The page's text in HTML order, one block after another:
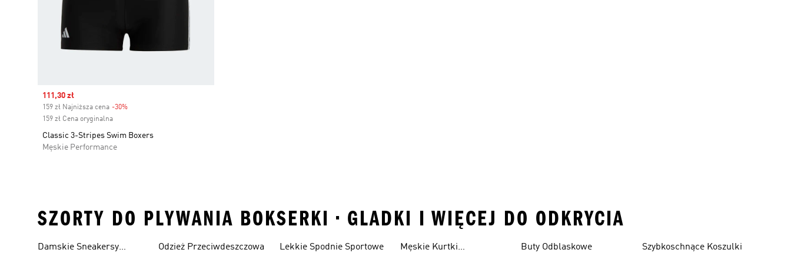
Sale price
111,30 zł
159 zł Najniższa cena -30%
159 zł Cena oryginalna
Classic 3-Stripes Swim Boxers
Męskie Performance
SZORTY DO PLYWANIA BOKSERKI • GLADKI I WIĘCEJ DO ODKRYCIA
Damskie Sneakersy
Odzież Przeciwdeszczowa Lekkie Spodnie Sportowe
Męskie Kurtki
Buty Odblaskowe Szybkoschnące Koszulki